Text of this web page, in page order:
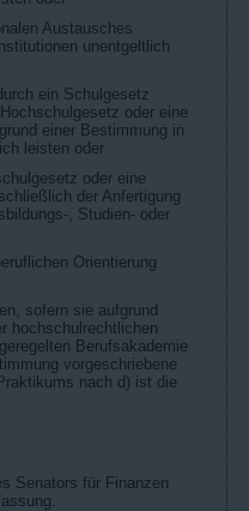
Austausches
unentgeltlich
ein Schulgesetz
oder eine
einer Bestimmung in
leisten oder
oder eine
der Anfertigung
, Studien- oder
Orientierung
sofern sie aufgrund
hochschulrechtlichen
Berufsakademie
vorgeschriebene
nach d) ist die
Senators für Finanzen